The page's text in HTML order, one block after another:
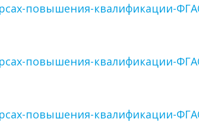
повышения-квалификации-
повышения-квалификации-
повышения-квалификации-